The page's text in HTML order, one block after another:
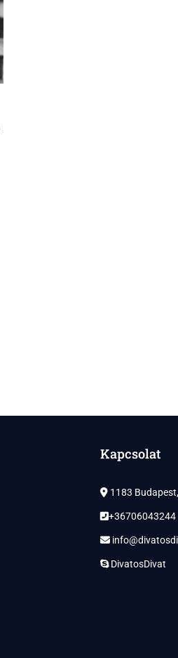
Kapcsolat
1183
+36706043244
DivatosDivat